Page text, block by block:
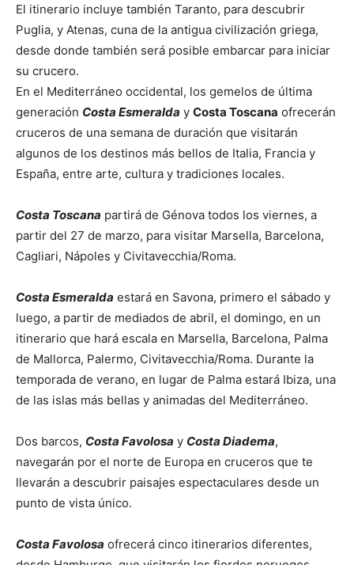
El itinerario incluye también Taranto, para descubrir
Puglia, y Atenas, cuna de la antigua civilización griega,
desde donde también será posible embarcar para iniciar
su crucero.
En el Mediterráneo occidental, los gemelos de última
generación Costa Esmeralda y Costa Toscana ofrecerán
cruceros de una semana de duración que visitarán
algunos de los destinos más bellos de Italia, Francia y
España, entre arte, cultura y tradiciones locales.
Costa Toscana partirá de Génova todos los viernes, a
partir del 27 de marzo, para visitar Marsella, Barcelona, ​​
Cagliari, Nápoles y Civitavecchia/Roma.
Costa Esmeralda estará en Savona, primero el sábado y
luego, a partir de mediados de abril, el domingo, en un
itinerario que hará escala en Marsella, Barcelona, ​​Palma
de Mallorca, Palermo, Civitavecchia/Roma. Durante la
temporada de verano, en lugar de Palma estará Ibiza, una
de las islas más bellas y animadas del Mediterráneo.
Dos barcos, Costa Favolosa y Costa Diadema,
navegarán por el norte de Europa en cruceros que te
llevarán a descubrir paisajes espectaculares desde un
punto de vista único.
Costa Favolosa ofrecerá cinco itinerarios diferentes,